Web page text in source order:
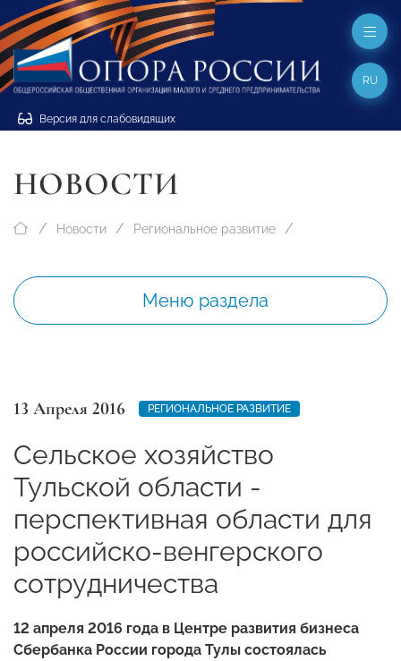
Версия для слабовидящих
RU
НОВОСТИ
Новости Региональное развитие
Меню раздела
13 Апреля 2016 РЕГИОНАЛЬНОЕ РАЗВИТИЕ
Сельское хозяйство
Тульской области -
перспективная области для
российско-венгерского
сотрудничества
12 апреля 2016 года в Центре развития бизнеса
Сбербанка России города Тулы состоялась